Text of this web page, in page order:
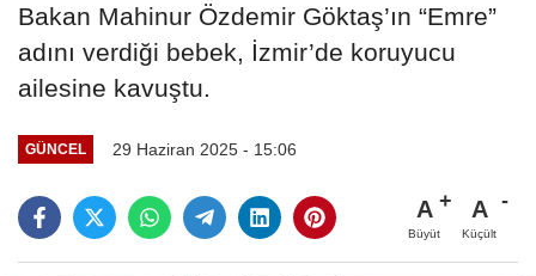
Bakan Mahinur Özdemir Göktaş’ın “Emre”
adını verdiği bebek, İzmir’de koruyucu
ailesine kavuştu.
GÜNCEL 29 Haziran 2025 - 15:06
A
Büyüt
A
Küçült